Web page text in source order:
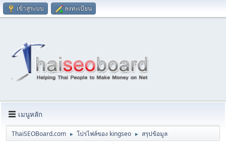
เข้าสู่ระบบ ลงทะเบียน
เมนูหลัก
ThaiSEOBoard.com ► โปรไฟล์ของ kingseo ► สรุปข้อมูล